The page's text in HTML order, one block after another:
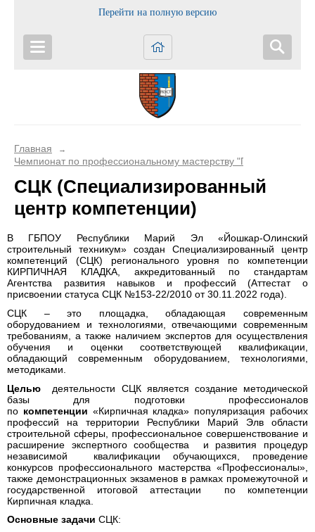
Перейти на полную версию
Главная →
Чемпионат по профессиональному мастерству
СЦК (Специализированный
центр компетенции)
В ГБПОУ Республики Марий Эл «Йошкар-Олинский
строительный техникум» создан Специализированный центр
компетенций (СЦК) регионального уровня по компетенции
КИРПИЧНАЯ КЛАДКА, аккредитованный по стандартам
Агентства развития навыков и профессий (Аттестат о
присвоении статуса СЦК №153-22/2010 от 30.11.2022 года).
СЦК – это площадка, обладающая современным
оборудованием и технологиями, отвечающими современным
требованиям, а также наличием экспертов для осуществления
обучения и оценки соответствующей квалификации,
обладающий современным оборудованием, технологиями,
методиками.
Целью
деятельности СЦК является создание методической
базы для подготовки профессионалов
по компетенции «Кирпичная кладка» популяризация рабочих
профессий на территории Республики Марий Элв области
строительной сферы, профессиональное совершенствование и
расширение экспертного сообщества и развития процедур
независимой квалификации обучающихся, проведение
конкурсов профессионального мастерства «Профессионалы»,
также демонстрационных экзаменов в рамках промежуточной и
государственной итоговой аттестации по компетенции
Кирпичная кладка.
Основные задачи СЦК: